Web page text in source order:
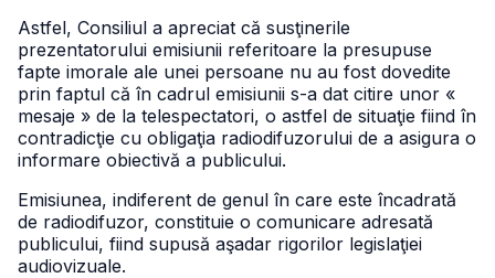
Astfel, Consiliul a apreciat că susţinerile
prezentatorului emisiunii referitoare la presupuse
fapte imorale ale unei persoane nu au fost dovedite
prin faptul că în cadrul emisiunii s-a dat citire unor «
mesaje » de la telespectatori, o astfel de situaţie fiind în
contradicţie cu obligaţia radiodifuzorului de a asigura o
informare obiectivă a publicului.
Emisiunea, indiferent de genul în care este încadrată
de radiodifuzor, constituie o comunicare adresată
publicului, fiind supusă aşadar rigorilor legislaţiei
audiovizuale.